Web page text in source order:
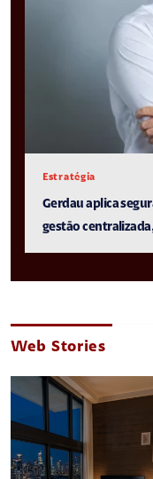
Estratégia
Gerdau aplica
gestão
Web Stories